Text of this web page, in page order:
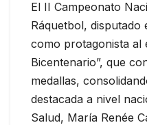
El II Campeonato
Ráquetbol, disputado
como protagonista al
Bicentenario”, que
medallas,
destacada a nivel
Salud, María Renée